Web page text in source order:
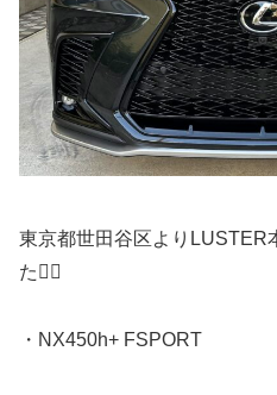
東京都世田谷区よりLUSTER
た🙇‍♂️
・NX450h+ FSPORT